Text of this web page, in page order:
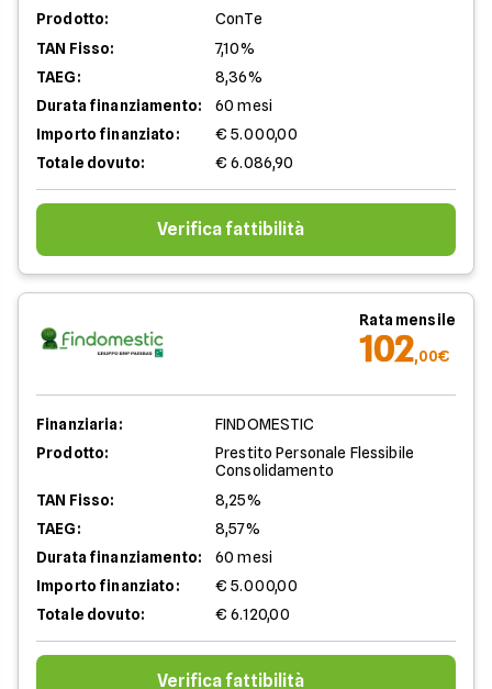
Prodotto:
ConTe
TAN Fisso:
7,10%
TAEG:
8,36%
Durata finanziamento:
60 mesi
Importo finanziato:
€ 5.000,00
Totale dovuto:
€ 6.086,90
Verifica fattibilità
Rata mensile
102,00€
Finanziaria:
FINDOMESTIC
Prodotto:
Prestito Personale Flessibile
Consolidamento
TAN Fisso:
8,25%
TAEG:
8,57%
Durata finanziamento:
60 mesi
Importo finanziato:
€ 5.000,00
Totale dovuto:
€ 6.120,00
Verifica fattibilità